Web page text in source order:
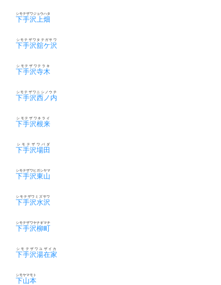
下手沢上畑
シモテザワジョウハタ
下手沢舘ケ沢
シモテザワタテガサワ
下手沢寺木
シモテザワテラキ
下手沢西ノ内
シモテザワニシノウチ
下手沢根来
シモテザワネライ
下手沢場田
シモテザワバダ
下手沢東山
シモテザワヒガシヤマ
下手沢水沢
シモテザワミズサワ
下手沢柳町
シモテザワヤナギマチ
下手沢湯在家
シモテザワユザイカ
下山本
シモヤマモト